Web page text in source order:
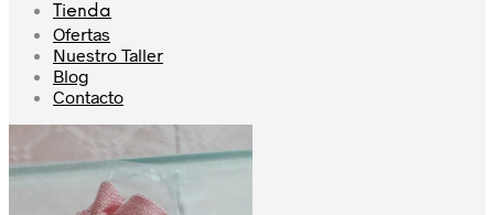
Tienda
Ofertas
Nuestro Taller
Blog
Contacto